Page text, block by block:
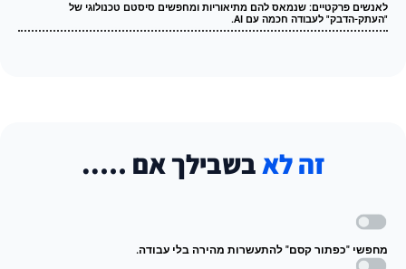
לאנשים פרקטיים: שנמאס להם מתיאוריות ומחפשים סיסטם טכנולוגי של
"העתק-הדבק" לעבודה חכמה עם AI.
זה לאבשבילך אם …..
מחפשי "כפתור קסם" להתעשרות מהירה בלי עבודה.